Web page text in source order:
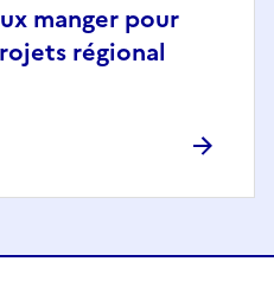
manger pour
régional